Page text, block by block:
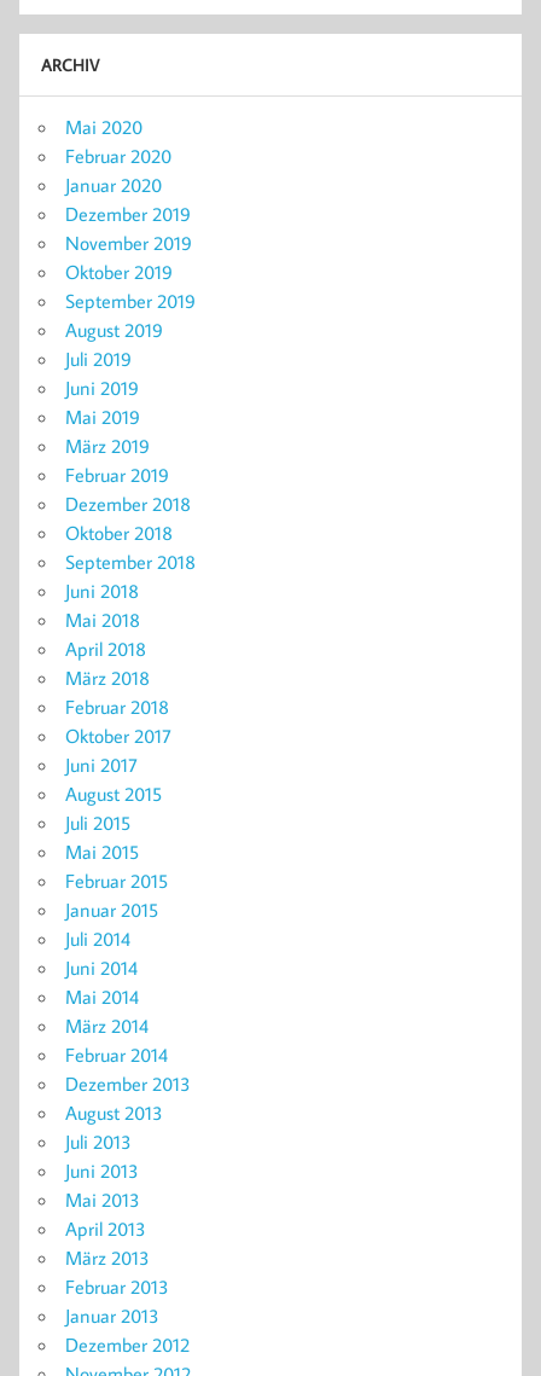
ARCHIV
Mai 2020
Februar 2020
Januar 2020
Dezember 2019
November 2019
Oktober 2019
September 2019
August 2019
Juli 2019
Juni 2019
Mai 2019
März 2019
Februar 2019
Dezember 2018
Oktober 2018
September 2018
Juni 2018
Mai 2018
April 2018
März 2018
Februar 2018
Oktober 2017
Juni 2017
August 2015
Juli 2015
Mai 2015
Februar 2015
Januar 2015
Juli 2014
Juni 2014
Mai 2014
März 2014
Februar 2014
Dezember 2013
August 2013
Juli 2013
Juni 2013
Mai 2013
April 2013
März 2013
Februar 2013
Januar 2013
Dezember 2012